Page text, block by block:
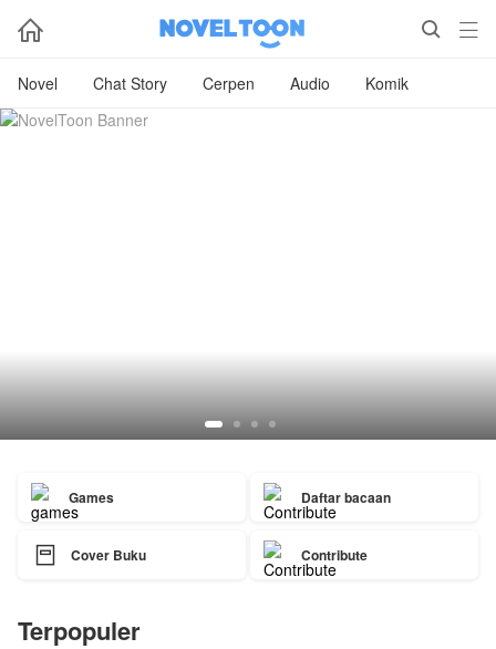
  
Novel Chat Story Cerpen Audio Komik
Games Daftar bacaan
 Cover Buku Contribute
Terpopuler